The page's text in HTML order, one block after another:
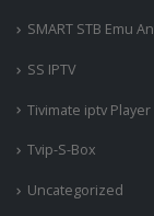
SMART STB Emu
SS IPTV
Tivimate iptv Player
Tvip-S-Box
Uncategorized